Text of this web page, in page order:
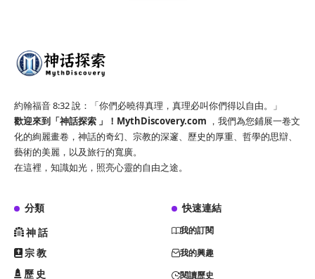
約翰福音 8:32 說：「你們必曉得真理，真理必叫你們得以自由。」
歡迎來到「神話探索 」！ MythDiscovery.com ，我們為您鋪展一卷文
化的絢麗畫卷，神話的奇幻、宗教的深邃、歷史的厚重、哲學的思辯、
藝術的美麗，以及旅行的寬廣。
在這裡，知識如光，照亮心靈的自由之途。
分類
神話
宗教
歷史
快速連結
我的訂閱
我的興趣
閱讀歷史